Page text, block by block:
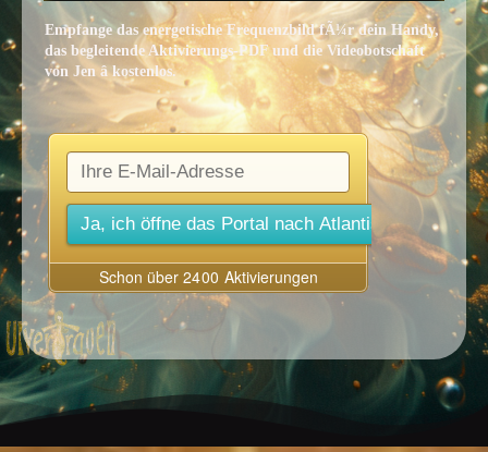
Empfange das energetische Frequenzbild fÃ¼r dein Handy,
das begleitende Aktivierungs-PDF und die Videobotschaft
von Jen â kostenlos.